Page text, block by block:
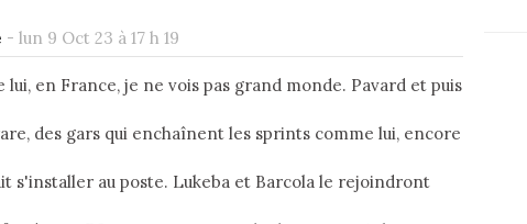
- lun 9 Oct 23 à 17 h 19
lui, en France, je ne vois pas grand monde. Pavard et puis
des gars qui enchaînent les sprints comme lui, encore
s'installer au poste. Lukeba et Barcola le rejoindront